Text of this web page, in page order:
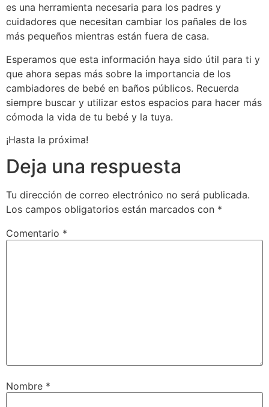
es una herramienta necesaria para los padres y
cuidadores que necesitan cambiar los pañales de los
más pequeños mientras están fuera de casa.
Esperamos que esta información haya sido útil para ti y
que ahora sepas más sobre la importancia de los
cambiadores de bebé en baños públicos. Recuerda
siempre buscar y utilizar estos espacios para hacer más
cómoda la vida de tu bebé y la tuya.
¡Hasta la próxima!
Deja una respuesta
Tu dirección de correo electrónico no será publicada.
Los campos obligatorios están marcados con *
Comentario *
Nombre *